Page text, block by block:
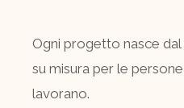
Ogni progetto nasce
su misura per le
lavorano.